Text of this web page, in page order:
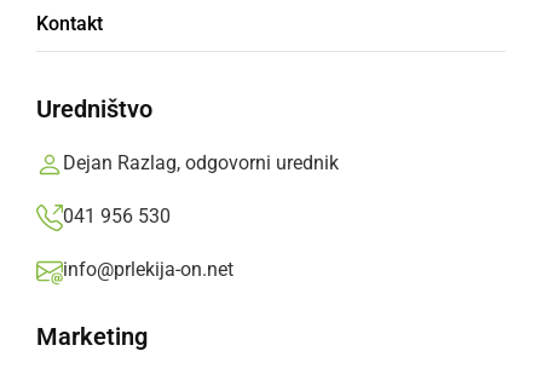
Kontakt
Uredništvo
Dejan Razlag, odgovorni urednik
041 956 530
info@prlekija-on.net
Marketing